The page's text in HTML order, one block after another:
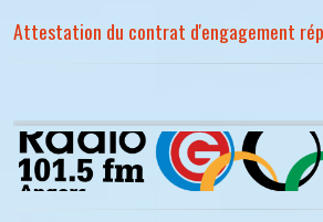
Attestation du contrat d'engagement